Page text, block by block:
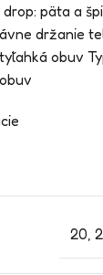
päta a
držanie
obuv
20,